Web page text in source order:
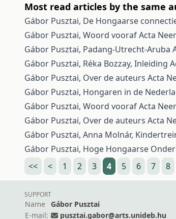
Most read articles by the same
Gábor Pusztai, De Hongaarse
Gábor Pusztai, Woord voorafActa
Gábor Pusztai, Padang-Utrecht-Aruba
Gábor Pusztai, Réka Bozzay, Inleiding
Gábor Pusztai, Over de auteurs Acta
Gábor Pusztai, Hongaren in de
Gábor Pusztai, Woord voorafActa
Gábor Pusztai, Over de auteurs Acta
Gábor Pusztai, Anna Molnár,
Gábor Pusztai, Hoge Hongaarse
<<
< 1 2 3 4 5 6 7 8
SUPPORT
Name
Gábor Pusztai
E-mail:
pusztai.gabor@arts.unideb.hu